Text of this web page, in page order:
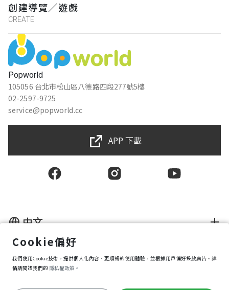
Popworld
105056 台北市松山區八德路四段277號5樓
02-2597-9725
service@popworld.cc
創建導覽／遊戲
CREATE
APP 下載
隱私權保護政策
資訊安全政策
中文
Cookie偏好
我們使用Cookie技術，提供個人化內容、更順暢的使用體驗，並根據用戶偏好投放廣告。詳
情請閱讀我們的 隱私權政策。